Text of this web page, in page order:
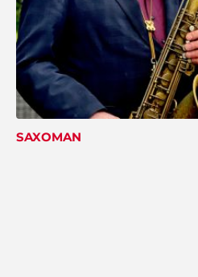
SAXOMAN